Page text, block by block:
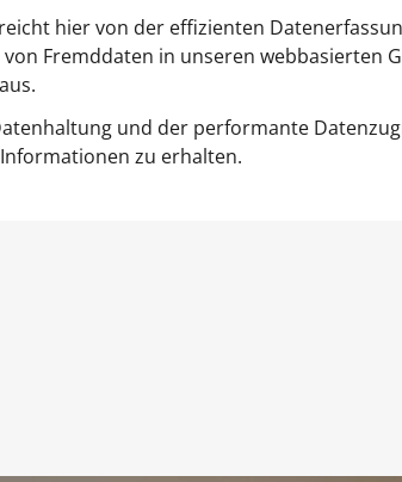
hier von der effizienten
Fremddaten in unseren webbasierten
und der performante
zu erhalten.